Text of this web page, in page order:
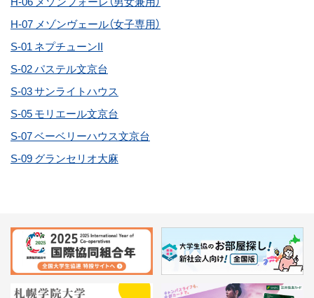
H-07 メゾンヴェール（女子専用）
S-01 ネプチューンII
S-02 パステル文京台
S-03 サンライトハウス
S-05 モリエール文京台
S-07 ベーベリーハウス文京台
S-09 グランセリオ大麻